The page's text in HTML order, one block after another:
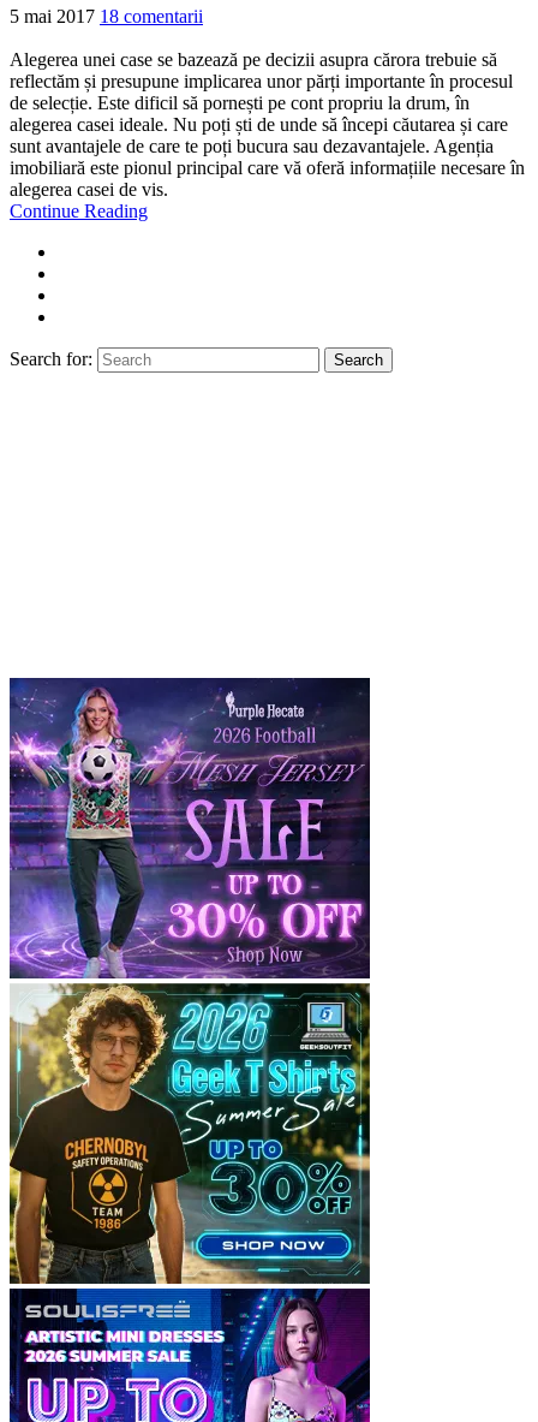
5 mai 2017 18 comentarii
Alegerea unei case se bazează pe decizii asupra cărora trebuie să
reflectăm și presupune implicarea unor părți importante în procesul
de selecție. Este dificil să pornești pe cont propriu la drum, în
alegerea casei ideale. Nu poți ști de unde să începi căutarea și care
sunt avantajele de care te poți bucura sau dezavantajele. Agenția
imobiliară este pionul principal care vă oferă informațiile necesare în
alegerea casei de vis.
Continue Reading
Search for: Search